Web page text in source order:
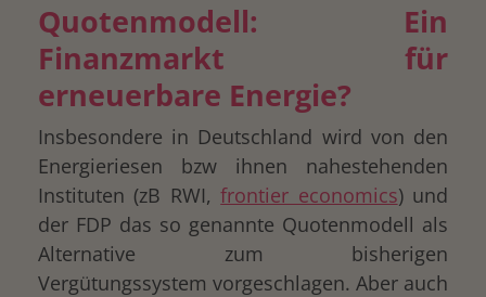
Quotenmodell: Ein
Finanzmarkt für
erneuerbare Energie?
Insbesondere in Deutschland wird von den
Energieriesen bzw ihnen nahestehenden
Instituten (zB RWI,frontier economics) und
der FDP das so genannte Quotenmodell als
Alternative zum bisherigen
Vergütungssystem vorgeschlagen. Aber auch